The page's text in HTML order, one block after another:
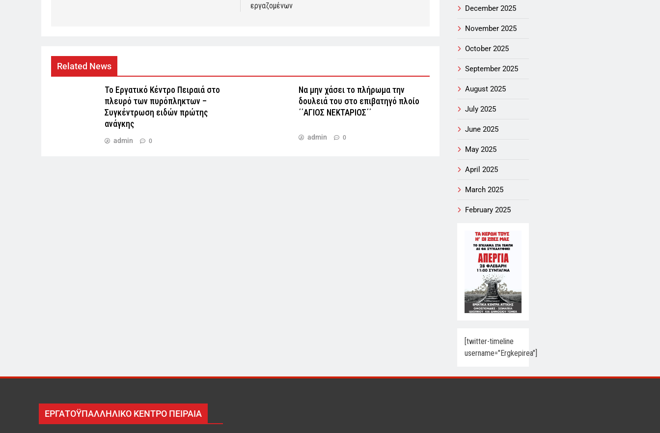
εργαζομένων
Related News
Το Εργατικό Κέντρο Πειραιά στο
πλευρό των πυρόπληκτων –
Συγκέντρωση ειδών πρώτης
ανάγκης
admin 0
Να μην χάσει το πλήρωμα την
δουλειά του στο επιβατηγό πλοίο
΄΄ΑΓΙΟΣ ΝΕΚΤΑΡΙΟΣ΄΄
admin 0
December 2025
November 2025
October 2025
September 2025
August 2025
July 2025
June 2025
May 2025
April 2025
March 2025
February 2025
[twitter-timeline
username="Ergkepirea"]
ΕΡΓΑΤΟΫΠΑΛΛΗΛΙΚΟ ΚΕΝΤΡΟ ΠΕΙΡΑΙΑ